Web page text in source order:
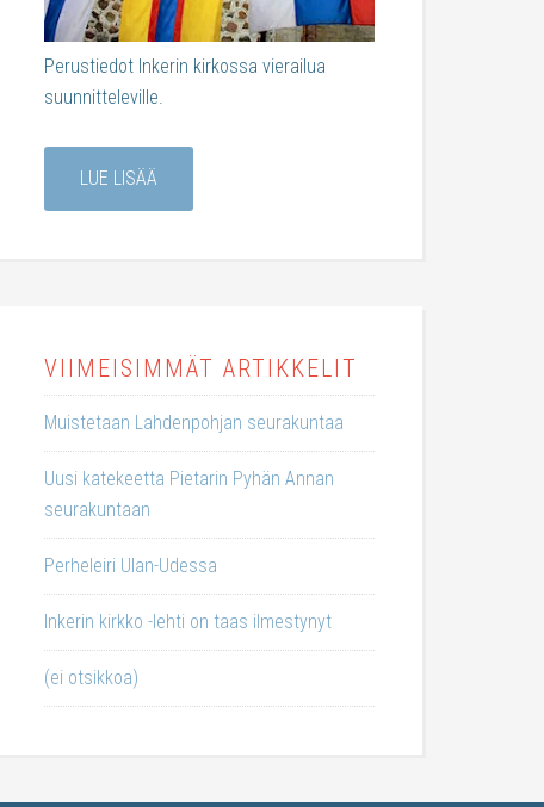
Perustiedot Inkerin kirkossa vierailua
suunnitteleville.
LUE LISÄÄ
VIIMEISIMMÄT ARTIKKELIT
Muistetaan Lahdenpohjan seurakuntaa
Uusi katekeetta Pietarin Pyhän Annan
seurakuntaan
Perheleiri Ulan-Udessa
Inkerin kirkko -lehti on taas ilmestynyt
(ei otsikkoa)